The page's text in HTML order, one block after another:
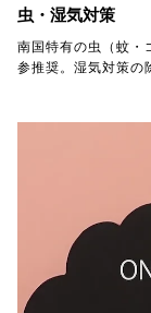
虫・湿気対策
南国特有の虫（蚊・
参推奨。湿気対策の